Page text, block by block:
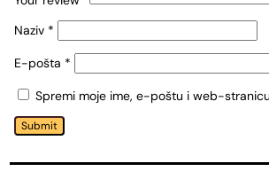
Naziv *
E-pošta *
Spremi moje ime, e-poštu i web-
Submit